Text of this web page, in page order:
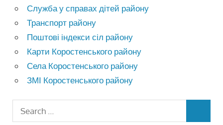
Служба у справах дітей району
Транспорт району
Поштові індекси сіл району
Карти Коростенського району
Села Коростенського району
ЗМІ Коростенського району